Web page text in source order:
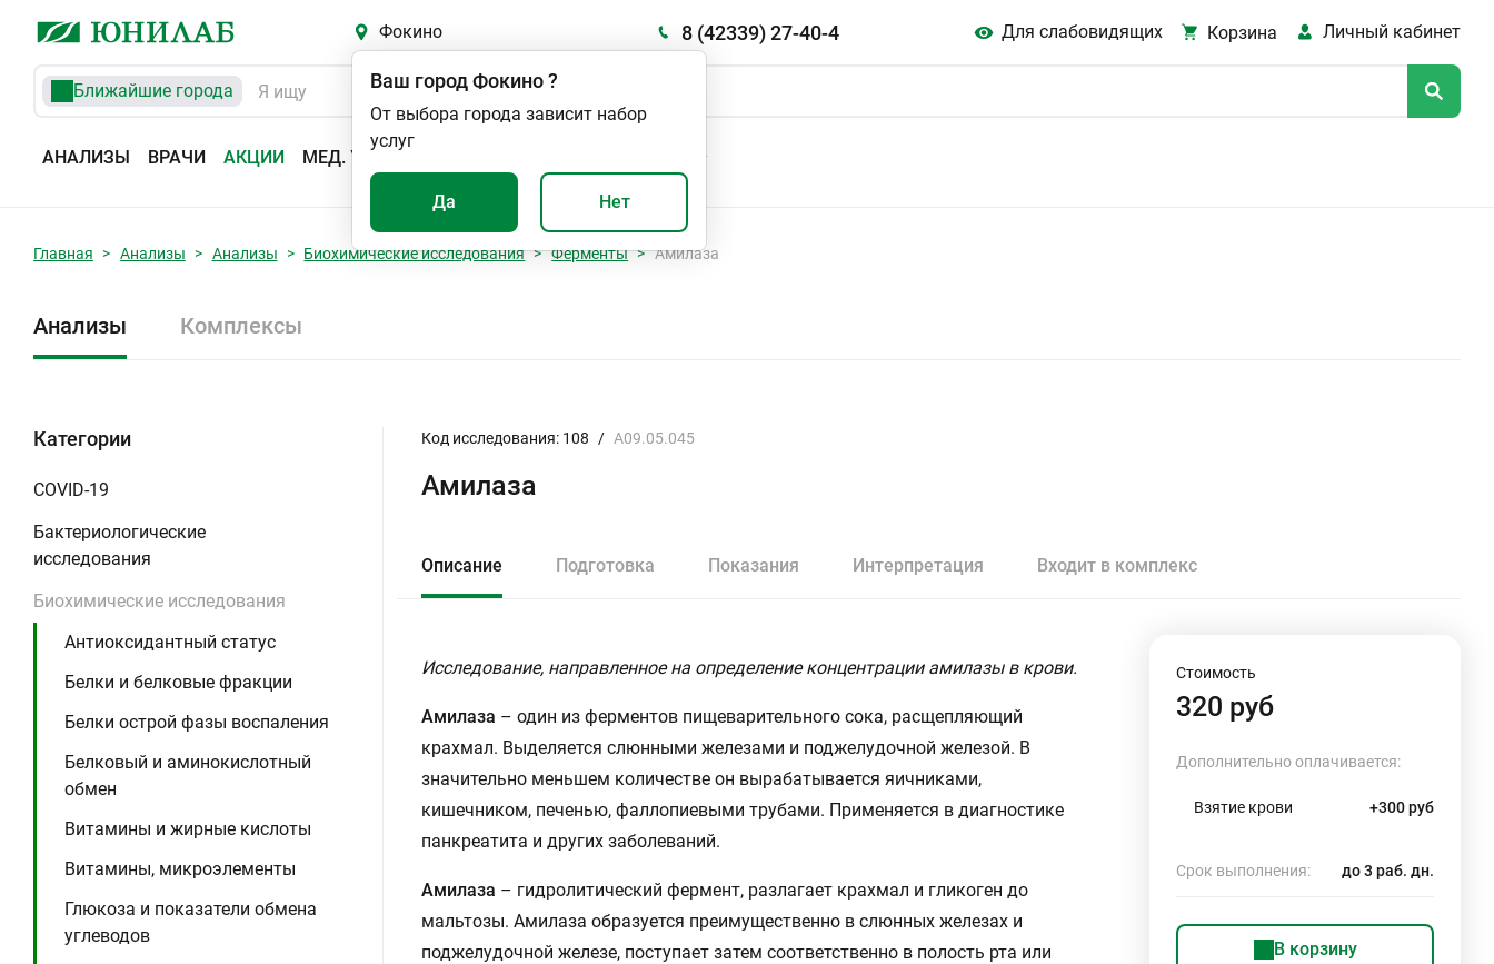
Фокино 8 (42339) 27-40-4 Для слабовидящих Корзина Личный кабинет
Ближайшие города
АНАЛИЗЫ ВРАЧИ АКЦИИ МЕД. УСЛУГИ
Ваш городФокино?
От выбора города зависит набор
услуг
Да Нет
Главная Анализы Анализы Биохимические исследования Ферменты Амилаза
Анализы Комплексы
Категории
COVID-19
Бактериологические
исследования
Биохимические исследования
Антиоксидантный статус
Белки и белковые фракции
Белки острой фазы воспаления
Белковый и аминокислотный
обмен
Витамины и жирные кислоты
Витамины, микроэлементы
Глюкоза и показатели обмена
углеводов
Код исследования: 108 / A09.05.045
Амилаза
Описание Подготовка Показания Интерпретация Входит в комплекс
Исследование, направленное на определение концентрации амилазы в крови.
Амилаза – один из ферментов пищеварительного сока, расщепляющий
крахмал. Выделяется слюнными железами и поджелудочной железой. В
значительно меньшем количестве он вырабатывается яичниками,
кишечником, печенью, фаллопиевыми трубами. Применяется в диагностике
панкреатита и других заболеваний.
Амилаза – гидролитический фермент, разлагает крахмал и гликоген до
мальтозы. Амилаза образуется преимущественно в слюнных железах и
поджелудочной железе, поступает затем соответственно в полость рта или
Стоимость
320 руб
Дополнительно оплачивается:
Взятие крови +300 руб
Срок выполнения: до 3 раб. дн.
В корзину